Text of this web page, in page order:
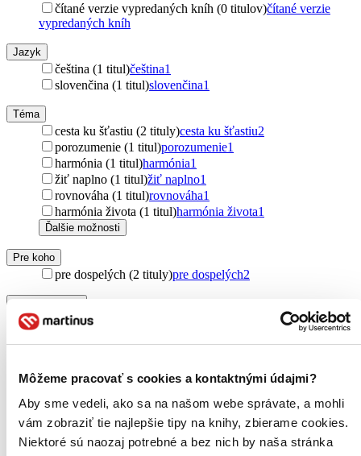
Môžeme pracovať s cookies a kontaktnými údajmi?
Aby sme vedeli, ako sa na našom webe správate, a mohli
vám zobraziť tie najlepšie tipy na knihy, zbierame cookies.
Niektoré sú naozaj potrebné a bez nich by naša stránka
čítané verzie vypredaných kníh (0 titulov)čítané verzie
vypredaných kníh
Jazyk
čeština (1 titul)čeština1
slovenčina (1 titul)slovenčina1
Téma
cesta ku šťastiu (2 tituly)cesta ku šťastiu2
porozumenie (1 titul)porozumenie1
harmónia (1 titul)harmónia1
žiť naplno (1 titul)žiť naplno1
rovnováha (1 titul)rovnováha1
harmónia života (1 titul)harmónia života1
Ďalšie možnosti
Pre koho
pre dospelých (2 tituly)pre dospelých2
Vydavateľstvo
Slovart (1 titul)
flexi (2 tituly) flexi2
Zúžiť výber
Zoradiť